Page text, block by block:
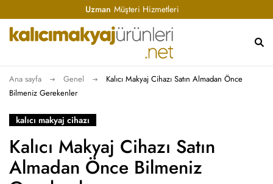
Uzman Müşteri Hizmetleri
Ana sayfa Genel
Kalıcı Makyaj Cihazı Satın Almadan Önce
Bilmeniz Gerekenler
kalıcı makyaj cihazı
Kalıcı Makyaj Cihazı Satın
Almadan Önce Bilmeniz